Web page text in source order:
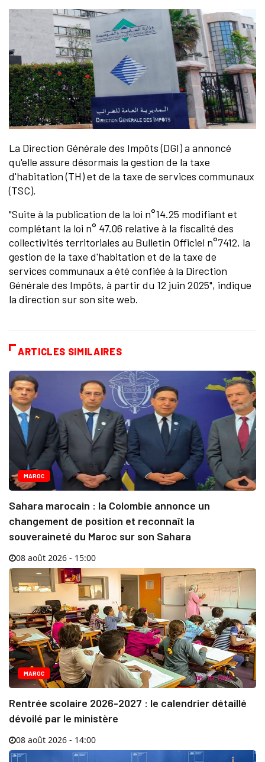
La Direction Générale des Impôts (DGI) a annoncé
qu'elle assure désormais la gestion de la taxe
d'habitation (TH) et de la taxe de services communaux
(TSC).
"Suite à la publication de la loi n°14.25 modifiant et
complétant la loi n° 47.06 relative à la fiscalité des
collectivités territoriales au Bulletin Officiel n°7412, la
gestion de la taxe d'habitation et de la taxe de
services communaux a été confiée à la Direction
Générale des Impôts, à partir du 12 juin 2025", indique
la direction sur son site web.
ARTICLES SIMILAIRES
MAROC
Sahara marocain : la Colombie annonce un
changement de position et reconnaît la
souveraineté du Maroc sur son Sahara
08 août 2026 - 15:00
MAROC
Rentrée scolaire 2026-2027 : le calendrier détaillé
dévoilé par le ministère
08 août 2026 - 14:00